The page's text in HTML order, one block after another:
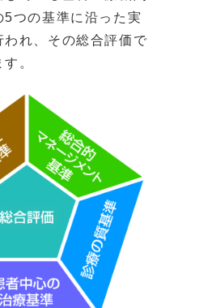
5つの基準に沿った実
われ、その総合評価で
。